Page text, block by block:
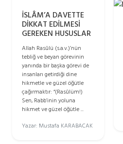
İSLÂM’A DAVETTE
DİKKAT EDİLMESİ
GEREKEN HUSUSLAR
Allah Rasûlü (s.a.v.)’nün
tebliğ ve beyan görevinin
yanında bir başka görevi de
insanları getirdiği dine
hikmetle ve güzel öğütle
çağırmaktır: “(Rasûlüm!)
Sen, Rabb’inin yoluna
hikmet ve güzel öğütle ...
Yazar: Mustafa KARABACAK